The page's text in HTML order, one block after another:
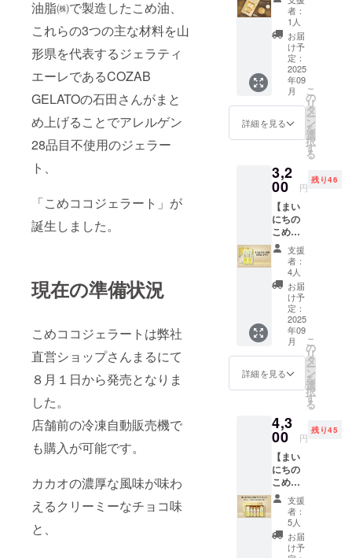
油脂㈱で製造したこめ油、
これらの3つの主な材料を山
形県を代表するジェラティ
エーレであるCOZAB
GELATOの石田さんがまと
め上げることでアレルゲン
28品目不使用のジェラー
ト、
「こめココジェラート」が
誕生しました。
現在の準備状況
こめココジェラートは弊社
直営ショップさんまるにて
８月１日から発売となりま
した。
店舗前の冷凍自動販売機で
も購入が可能です。
カカオの濃厚な風味が味わ
えるクリーミーなチョコ味
と、
めご了
承いた
だき、
必ず備
考欄に
「同
意」と
ご記載
い。
そのた
めアレ
ルゲン
含有を
完全に
は防ぐ
ことが
難しく
おりま
す。 ご
際には
アレル
ゲン含
有リス
クにつ
いてあ
らかじ
めご了
承いた
だき、
必ず備
考欄に
「同
意」と
ご記載
い。
品は原
材料に
アレル
ゲン28
品目を
使用し
ており
ません
レルゲ
ン28品
他製品
と同じ
製造設
備を用
いて製
造され
ており
ます。
そのた
めアレ
ルゲン
含有を
完全に
は防ぐ
ことが
なって
おりま
ただく
際には
アレル
ゲン含
有リス
クにつ
いてあ
らかじ
めご了
承いた
だき、
お届け
のリ
ターン
に貼付
された
ラベル
や注意
書きを
ご確認
くださ
含有リ
スクに
関する
「同
意」の
お願い
＞ 本製
品は原
材料に
アレル
ゲン28
品目を
使用し
ており
ません
レルゲ
ン28品
他製品
と同じ
製造設
備を用
いて製
造され
ており
ます。
そのた
めアレ
ルゲン
産））
、有機
ココア
※本製品
（2種）
につい
て ・原
材料に
含まれ
るアレ
目
中）：
使用し
ていま
せん 本
製品は
小麦・
そば・
卵・
乳・
アーモ
ンド・
オレン
ジ・キ
ウイフ
ルー
ツ・ご
もも・
りん
ご・ゼ
ラチン
を含む
製品と
共通の
設備で
製造し
ていま
す。
料、主
原料の
原産
地：コ
コナッ
ツミル
ク（タ
イ）、
砂糖、
ブドウ
糖、こ
め油、
（米
（国
産））
、有機
ココア
※本製品
（2種）
につい
て ・原
材料に
含まれ
るアレ
ルギー
物質
（28品
目
中）：
製品は
小麦・
そば・
卵・
乳・
アーモ
ンド・
オレン
ジ・キ
ウイフ
ルー
産））/
香料
「こめ
ココ
ジェ
ラート
（チョ
味）」
・サイ
ズ：約
フタ直
7.5cm
、カッ
プ高さ5
ｃｍ ・
重量：
約
100g（
約90ml)
・保存
方法：
－18℃
以下・
原材
料、主
原料の
原産
地：コ
コナッ
ツミル
イ）、
砂糖、
ブドウ
糖、こ
め油、
米粉
（米
（国
産））
、有機
ココア
・重
量：約
40g ・
保存方
法：直
射日光
をおよ
び高温
多湿の
場所を
避け常
温で保
くださ
い。 ・
消費期
限もし
くは賞
味期
限：製
造日か
ら約3ヶ
月 ・原
材料、
主原料
の原産
地：さ
つまい
も（国
産）、
うるち
米、食
か、こ
め油 ・
添加物
なし ・
アレル
ゲン28
品目に
ついて
アレル
ゲン不
使用
・保存
方法：
高温・
直射日
光を避
け、冷
暗所で
保存し
さい。
・消費
しくは
賞味期
限：製
造日か
ら約6ヶ
月 ・原
材料、
主原料
の原産
地：玄
米（山
形県
産）、
馬鈴薯
デンプ
ン ・添
加物表
示、ア
レル
示：ー
「原材
料及び
添加物
等の食
品表示
はお届
け商品
のラベ
ルに表
記され
表を参
照くだ
さい。
・色は
アッ
シュグ
レー
投稿し
ます。
メッ
セージ
内容は
以下の
内容か
ら選択
できま
す。 １
28品目
不使用
食品へ
の取組
につい
て三和
油脂㈱
を応援
してい
ま
す！」
２「〇
〇は米
の消費
拡大へ
の取組
につい
してい
ま
す！」
◎支援
時、備
考欄に
「社名
または
団体
名」と
ご希望
面した
大きな
窓に絵
を描く
ことが
できま
す。 画
材はこ
め油製
造時の
分を原
料とし
て作ら
れたク
レヨ
ン、
キット
パスに
限定さ
せても
らいま
す。 展
示期間
は製作
期間と
合わせ
て一ヶ
て、完
成時に
外から
絵を撮
影させ
てもら
い、写
真をイ
ンスタ
グラム
に投稿
ダー”ハ
イブレ
フ
200g×2
袋☆ま
いこめ
豆シー
ル付
き】 三
和油脂
株式会
社の人
品、圧
搾法で
の搾油
後の米
ぬかを
殺菌・
粉砕し
食べや
すく香
ばしい
パウ
ダーに
加工し
た健康
食品の
ハイブ
レフで
する
チャッ
ク付き
パウチ
袋に約
１ヶ月
分の
200gを
包装し
た商品
「まい
者：
1人
お届
け予
定：
2025
年09
月
詳細を見る
こ
の
リ
タ
ー
ン
を
選
択
す
る
3,2
00 円
残り46
【まい
にちの
こめ油
1500ｇ
×2本入
☆まい
こめ豆
シール
付】 三
和油脂
株式会
社の人
気商品
です。
紙パッ
クに
こめ油
1500ｇ
本を化
粧箱に
詰めた
ギフト
セット
を提供
しま
す。 三
和油脂
支援
者：
4人
お届
け予
定：
2025
年09
月
詳細を見る
こ
の
リ
タ
ー
ン
を
選
択
す
る
4,3
00 円
残り45
【まい
にちの
こめ油
ギフト
MK5-
31☆ま
いこめ
豆シー
支援
者：
5人
お届
け予